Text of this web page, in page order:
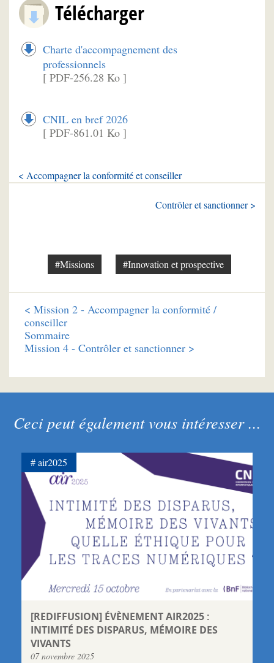
Télécharger
Charte d'accompagnement des
professionnels
[ PDF-256.28 Ko ]
CNIL en bref 2026
[ PDF-861.01 Ko ]
< Accompagner la conformité et conseiller
Contrôler et sanctionner >
#Missions #Innovation et prospective
< Mission 2 - Accompagner la conformité /
conseiller
Sommaire
Mission 4 - Contrôler et sanctionner >
Ceci peut également vous intéresser ...
[REDIFFUSION] ÉVÈNEMENT AIR2025 :
INTIMITÉ DES DISPARUS, MÉMOIRE DES
VIVANTS
07 novembre 2025
air2025